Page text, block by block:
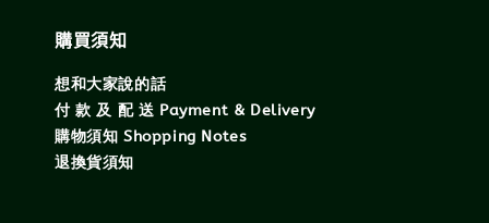
購買須知
想和大家說的話
付 款 及 配 送 Payment & Delivery
購物須知 Shopping Notes
退換貨須知